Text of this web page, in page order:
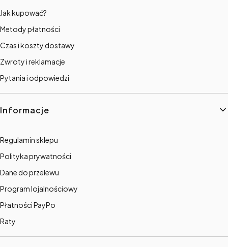
Jak kupować?
Metody płatności
Czas i koszty dostawy
Zwroty i reklamacje
Pytania i odpowiedzi
Informacje
Regulamin sklepu
Polityka prywatności
Dane do przelewu
Program lojalnościowy
Płatności PayPo
Raty